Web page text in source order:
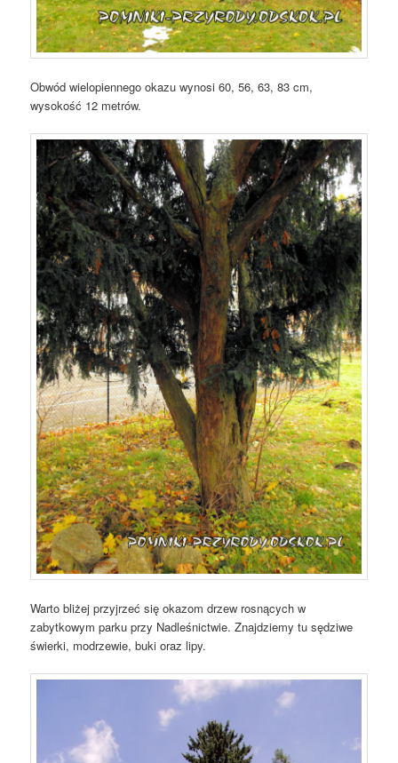
Obwód wielopiennego okazu wynosi 60, 56, 63, 83 cm,
wysokość 12 metrów.
Warto bliżej przyjrzeć się okazom drzew rosnących w
zabytkowym parku przy Nadleśnictwie. Znajdziemy tu sędziwe
świerki, modrzewie, buki oraz lipy.